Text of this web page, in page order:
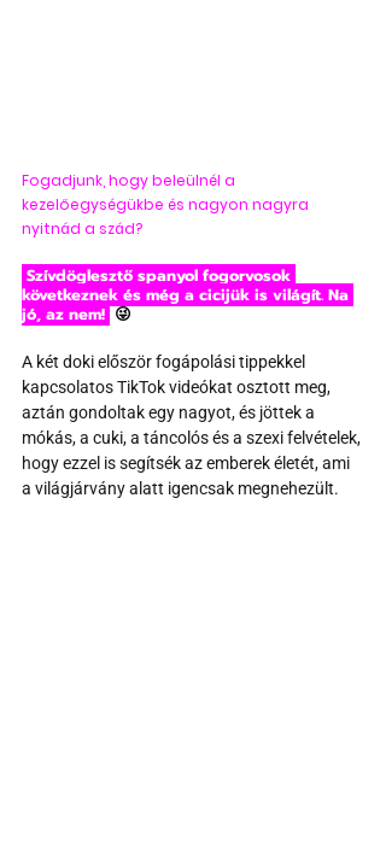
Fogadjunk, hogy beleülnél a
kezelőegységükbe és nagyon nagyra
nyitnád a szád?
következnek és még a cicijük is világít. Na
jó, az nem! 😜
A két doki először fogápolási tippekkel
kapcsolatos TikTok videókat osztott meg,
aztán gondoltak egy nagyot, és jöttek a
mókás, a cuki, a táncolós és a szexi felvételek,
hogy ezzel is segítsék az emberek életét, ami
a világjárvány alatt igencsak megnehezült.